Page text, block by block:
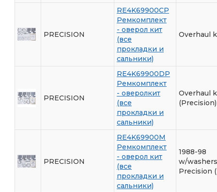
PRECISION
RE4K69900CP
Ремкомплект
- оверол кит
(все
прокладки и
сальники)
Overhaul
PRECISION
RE4K69900DP
Ремкомплект
- оверолкит
(все
прокладки и
сальники)
Overhaul
(Precision)
PRECISION
RE4K69900M
Ремкомплект
- оверол кит
(все
прокладки и
сальники)
1988-98
w/washers
Precision